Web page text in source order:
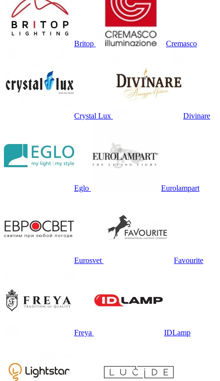
Britop Cremasco
Crystal Lux Divinare
Eglo Eurolampart
Eurosvet Favourite
Freya IDLamp